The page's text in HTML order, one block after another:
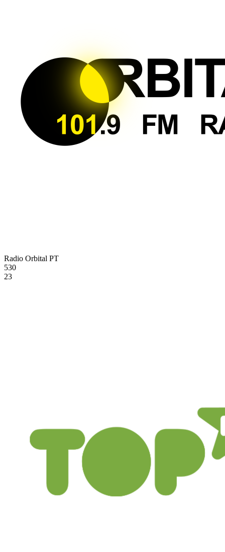
Radio Orbital PT
530
23